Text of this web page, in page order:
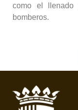
como el
bomberos.